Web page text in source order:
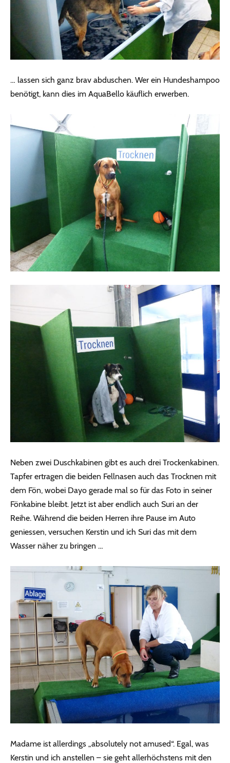
… lassen sich ganz brav abduschen. Wer ein Hundeshampoo
benötigt, kann dies im AquaBello käuflich erwerben.
Neben zwei Duschkabinen gibt es auch drei Trockenkabinen.
Tapfer ertragen die beiden Fellnasen auch das Trocknen mit
dem Fön, wobei Dayo gerade mal so für das Foto in seiner
Fönkabine bleibt. Jetzt ist aber endlich auch Suri an der
Reihe. Während die beiden Herren ihre Pause im Auto
geniessen, versuchen Kerstin und ich Suri das mit dem
Wasser näher zu bringen …
Madame ist allerdings „absolutely not amused“. Egal, was
Kerstin und ich anstellen – sie geht allerhöchstens mit den